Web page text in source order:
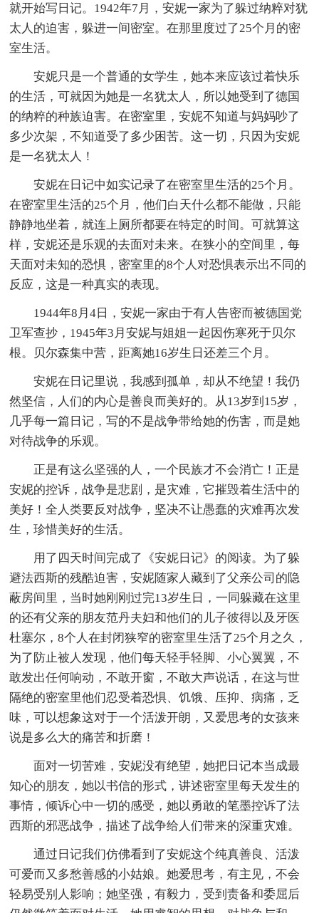
就开始写日记。1942年7月，安妮一家为了躲过纳粹对犹
太人的迫害，躲进一间密室。在那里度过了25个月的密
室生活。
安妮只是一个普通的女学生，她本来应该过着快乐
的生活，可就因为她是一名犹太人，所以她受到了德国
的纳粹的种族迫害。在密室里，安妮不知道与妈妈吵了
多少次架，不知道受了多少困苦。这一切，只因为安妮
是一名犹太人！
安妮在日记中如实记录了在密室里生活的25个月。
在密室里生活的25个月，他们白天什么都不能做，只能
静静地坐着，就连上厕所都要在特定的时间。可就算这
样，安妮还是乐观的去面对未来。在狭小的空间里，每
天面对未知的恐惧，密室里的8个人对恐惧表示出不同的
反应，这是一种真实的表现。
1944年8月4日，安妮一家由于有人告密而被德国党
卫军查抄，1945年3月安妮与姐姐一起因伤寒死于贝尔
根。贝尔森集中营，距离她16岁生日还差三个月。
安妮在日记里说，我感到孤单，却从不绝望！我仍
然坚信，人们的内心是善良而美好的。从13岁到15岁，
几乎每一篇日记，写的不是战争带给她的伤害，而是她
对待战争的乐观。
正是有这么坚强的人，一个民族才不会消亡！正是
安妮的控诉，战争是悲剧，是灾难，它摧毁着生活中的
美好！全人类要反对战争，坚决不让愚蠢的灾难再次发
生，珍惜美好的生活。
用了四天时间完成了《安妮日记》的阅读。为了躲
避法西斯的残酷迫害，安妮随家人藏到了父亲公司的隐
蔽房间里，当时她刚刚过完13岁生日，一同躲藏在这里
的还有父亲的朋友范丹夫妇和他们的儿子彼得以及牙医
杜塞尔，8个人在封闭狭窄的密室里生活了25个月之久，
为了防止被人发现，他们每天轻手轻脚、小心翼翼，不
敢发出任何响动，不敢开窗，不敢大声说话，在这与世
隔绝的密室里他们忍受着恐惧、饥饿、压抑、病痛，乏
味，可以想象这对于一个活泼开朗，又爱思考的女孩来
说是多么大的痛苦和折磨！
面对一切苦难，安妮没有绝望，她把日记本当成最
知心的朋友，她以书信的形式，讲述密室里每天发生的
事情，倾诉心中一切的感受，她以勇敢的笔墨控诉了法
西斯的邪恶战争，描述了战争给人们带来的深重灾难。
通过日记我们仿佛看到了安妮这个纯真善良、活泼
可爱而又多愁善感的小姑娘。她爱思考，有主见，不会
轻易受别人影响；她坚强，有毅力，受到责备和委屈后